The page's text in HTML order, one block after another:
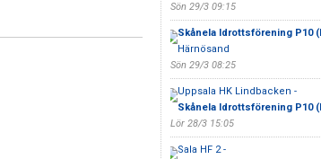
Sön 29/3 09:15
Skånela Idrottsförening P10
Härnösand
Sön 29/3 08:25
Uppsala HK Lindbacken -
Skånela Idrottsförening P10
Lör 28/3 15:05
Sala HF 2 -